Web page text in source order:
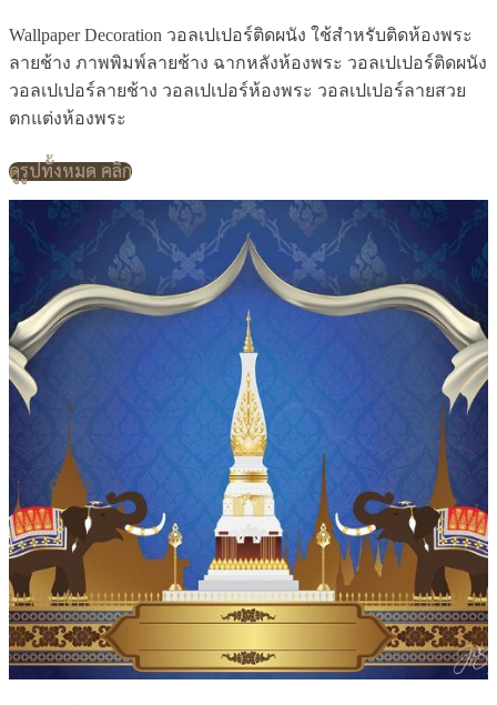
Wallpaper Decoration วอลเปเปอร์ติดผนัง ใช้สำหรับติดห้องพระ
ลายช้าง ภาพพิมพ์ลายช้าง ฉากหลังห้องพระ วอลเปเปอร์ติดผนัง
วอลเปเปอร์ลายช้าง วอลเปเปอร์ห้องพระ วอลเปเปอร์ลายสวย
ตกแต่งห้องพระ
ดูรูปทั้งหมด คลิก